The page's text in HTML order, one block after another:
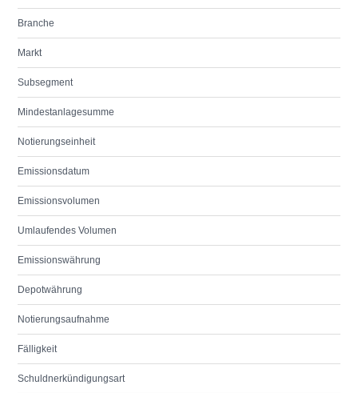
Branche
Markt
Subsegment
Mindestanlagesumme
Notierungseinheit
Emissionsdatum
Emissionsvolumen
Umlaufendes Volumen
Emissionswährung
Depotwährung
Notierungsaufnahme
Fälligkeit
Schuldnerkündigungsart